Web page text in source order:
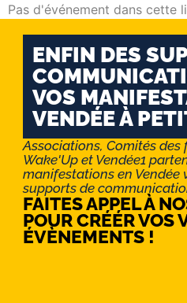
Pas d'événement dans cette
ENFIN DES
VOS
VENDÉE À
Associations, Comités des
Wake'Up et Vendée1
manifestations en Vendée
supports de
FAITES APPEL À
POUR CRÉÉR VOS
ÉVÈNEMENTS !